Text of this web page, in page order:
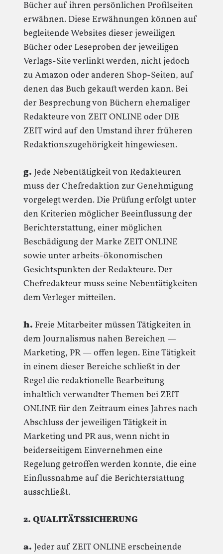
Bücher auf ihren persönlichen Profilseiten
erwähnen. Diese Erwähnungen können auf
begleitende Websites dieser jeweiligen
Bücher oder Leseproben der jeweiligen
Verlags-Site verlinkt werden, nicht jedoch
zu Amazon oder anderen Shop-Seiten, auf
denen das Buch gekauft werden kann. Bei
der Besprechung von Büchern ehemaliger
Redakteure von ZEIT ONLINE oder DIE
ZEIT wird auf den Umstand ihrer früheren
Redaktionszugehörigkeit hingewiesen.
g. Jede Nebentätigkeit von Redakteuren
muss der Chefredaktion zur Genehmigung
vorgelegt werden. Die Prüfung erfolgt unter
den Kriterien möglicher Beeinflussung der
Berichterstattung, einer möglichen
Beschädigung der Marke ZEIT ONLINE
sowie unter arbeits-ökonomischen
Gesichtspunkten der Redakteure. Der
Chefredakteur muss seine Nebentätigkeiten
dem Verleger mitteilen.
h. Freie Mitarbeiter müssen Tätigkeiten in
dem Journalismus nahen Bereichen —
Marketing, PR — offen legen. Eine Tätigkeit
in einem dieser Bereiche schließt in der
Regel die redaktionelle Bearbeitung
inhaltlich verwandter Themen bei ZEIT
ONLINE für den Zeitraum eines Jahres nach
Abschluss der jeweiligen Tätigkeit in
Marketing und PR aus, wenn nicht in
beiderseitigem Einvernehmen eine
Regelung getroffen werden konnte, die eine
Einflussnahme auf die Berichterstattung
ausschließt.
2. QUALITÄTSSICHERUNG
a. Jeder auf ZEIT ONLINE erscheinende